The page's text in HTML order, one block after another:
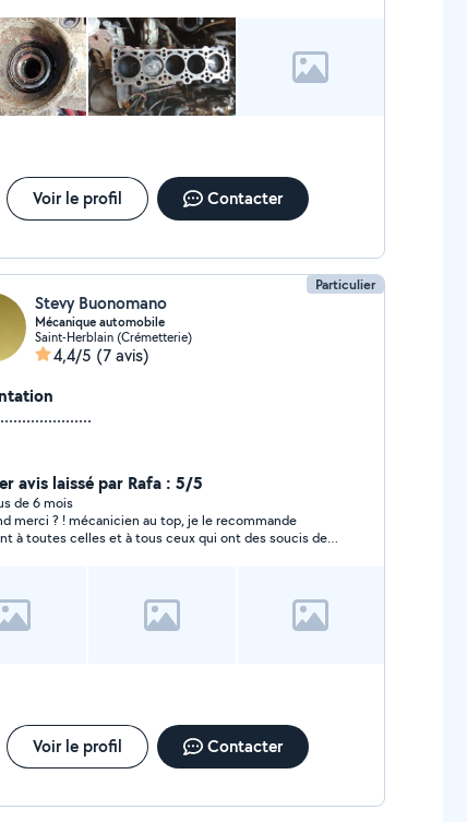
Voir le profil Contacter
Particulier
Stevy Buonomano
Mécanique automobile
Saint-Herblain (Crémetterie)
4,4/5 (7 avis)
avis laissé par Rafa : 5/5
de 6 mois
merci ? ! mécanicien au top, je le recommande
à toutes celles et à tous ceux qui ont des soucis de
Voir le profil Contacter